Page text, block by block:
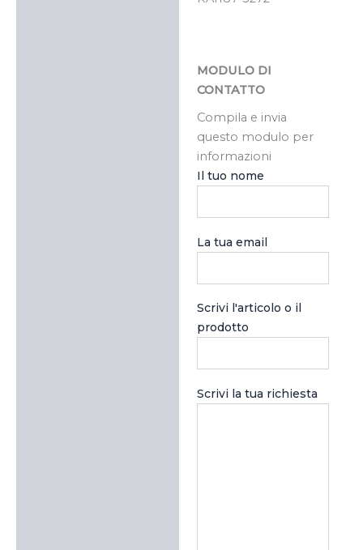
MODULO DI
CONTATTO
Compila e invia
questo modulo per
informazioni
Il tuo nome
La tua email
Scrivi l'articolo o il
prodotto
Scrivi la tua richiesta